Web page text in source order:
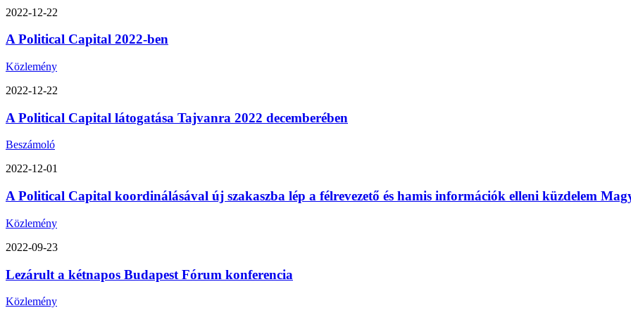
2022-12-22
A Political Capital 2022-ben
Közlemény
2022-12-22
A Political Capital látogatása Tajvanra 2022 decemberében
Beszámoló
2022-12-01
A Political Capital koordinálásával új szakaszba lép a félrevezető és hamis információk elleni küzdelem
Közlemény
2022-09-23
Lezárult a kétnapos Budapest Fórum konferencia
Közlemény